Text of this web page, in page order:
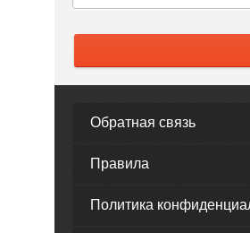
Обратная связь
Правила
Политика